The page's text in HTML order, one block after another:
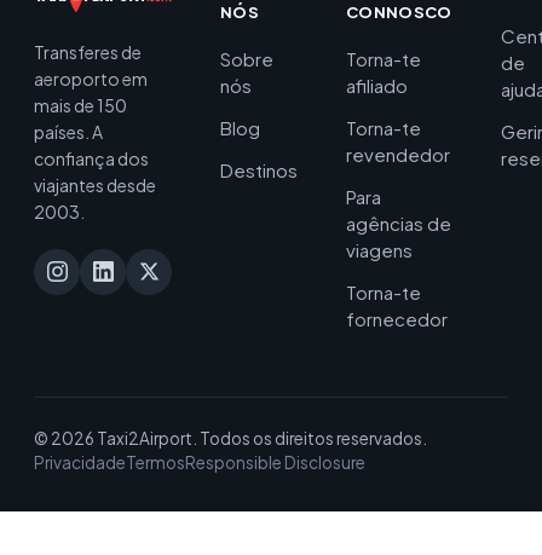
Transferes de
aeroporto em
mais de 150
países. A
confiança dos
viajantes desde
2003.
NÓS
Sobre
nós
Blog
Destinos
CONNOSCO
Torna-te
afiliado
Torna-te
revendedor
Para
agências de
viagens
Torna-te
fornecedor
de
Gerir
© 2026 Taxi2Airport. Todos os direitos reservados.
PrivacidadeTermosResponsible Disclosure